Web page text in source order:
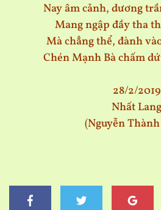
Nay âm cảnh, dương
Mang ngập đầy tha
Mà chẳng thể, đành
Chén Mạnh Bà chấm
28/2/2019
Nhất Lang
(Nguyễn Thành